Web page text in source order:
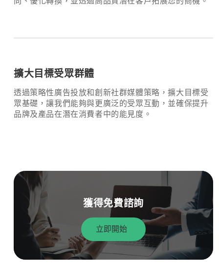
擴大目標受眾群體
透過策略性廣告投放和創新社群媒體策略，擴大目標受
眾基礎，讓我們能夠與更廣泛的受眾互動，並確保提升
品牌及產品在潛在消費者中的能見度。
獲得免費諮詢
立即開始